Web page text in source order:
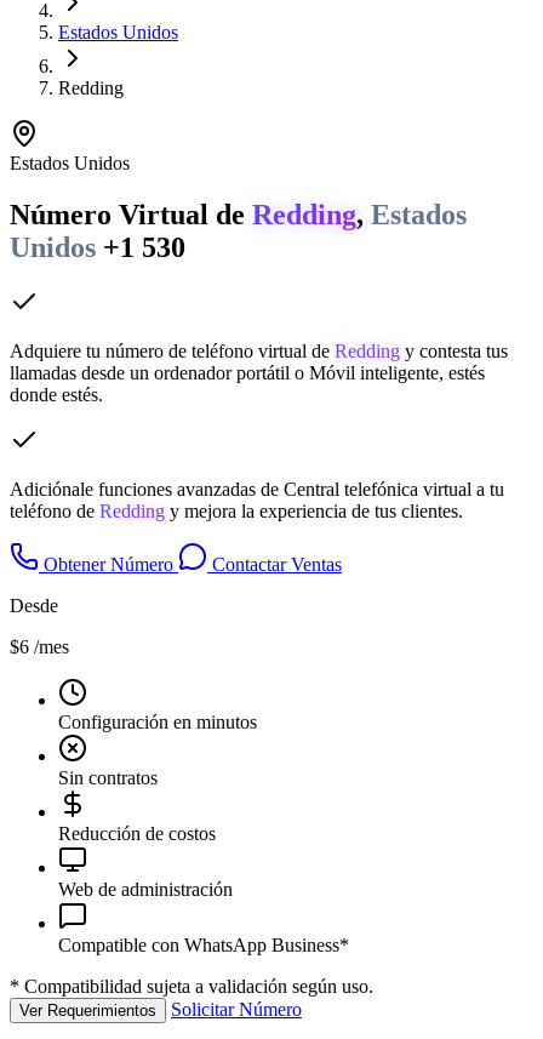
Estados Unidos
Redding
Estados Unidos
Número Virtual de Redding, Estados
Unidos +1 530
Adquiere tu número de teléfono virtual de Redding y contesta tus
llamadas desde un ordenador portátil o Móvil inteligente, estés
donde estés.
Adiciónale funciones avanzadas de Central telefónica virtual a tu
teléfono de Redding y mejora la experiencia de tus clientes.
Obtener Número
Contactar Ventas
Desde
$6 /mes
Configuración en minutos
Sin contratos
Reducción de costos
Web de administración
Compatible con WhatsApp Business*
* Compatibilidad sujeta a validación según uso.
Ver Requerimientos Solicitar Número